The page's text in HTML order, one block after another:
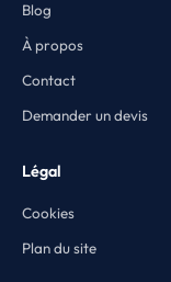
Blog
À propos
Contact
Demander un devis
Légal
Cookies
Plan du site